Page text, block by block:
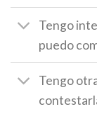
Tengo
puedo
Tengo